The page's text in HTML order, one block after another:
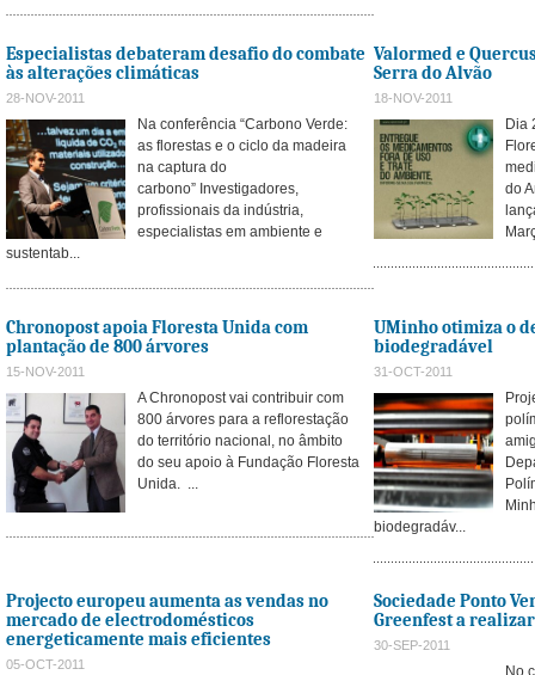
Especialistas debateram desafio do combate
às alterações climáticas
28-NOV-2011
Na conferência “Carbono Verde:
as florestas e o ciclo da madeira
na captura do
carbono” Investigadores,
profissionais da indústria,
especialistas em ambiente e
sustentab...
Valormed e
Serra do Alvão
18-NOV-2011
Dia
do
Chronopost apoia Floresta Unida com
plantação de 800 árvores
15-NOV-2011
A Chronopost vai contribuir com
800 árvores para a reflorestação
do território nacional, no âmbito
do seu apoio à Fundação Floresta
Unida. ...
UMinho otimiza o
biodegradável
31-OCT-2011
biodegradáv...
Projecto europeu aumenta as vendas no
mercado de electrodomésticos
energeticamente mais eficientes
05-OCT-2011
Sociedade Ponto
Greenfest a
30-SEP-2011
No